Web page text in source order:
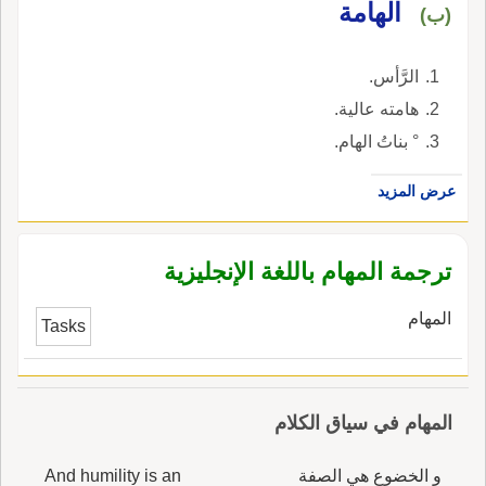
(ب) الهامة
الرَّأس.
هامته عالية.
° بناتُ الهام.
عرض المزيد
ترجمة المهام باللغة الإنجليزية
المهام Tasks
المهام في سياق الكلام
و الخضوع هي الصفة And humility is an